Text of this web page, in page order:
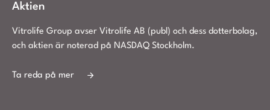
Aktien
Vitrolife Group avser Vitrolife AB (publ) och dess dotterbolag,
och aktien är noterad på NASDAQ Stockholm.
Ta reda på mer